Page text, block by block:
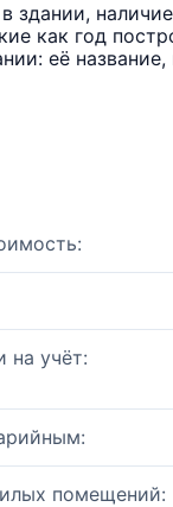
как год
её название,
на учёт:
помещений: